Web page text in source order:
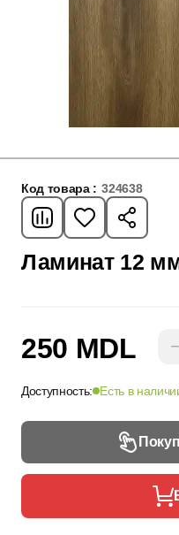
Код товара : 324638
Ламинат 12
250 MDL −
Доступность: Есть в